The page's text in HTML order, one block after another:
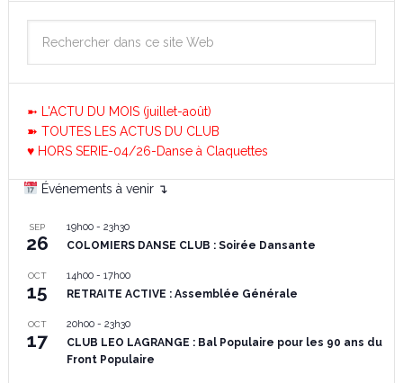
➼ L'ACTU DU MOIS (juillet-août)
➽ TOUTES LES ACTUS DU CLUB
♥ HORS SERIE-04/26-Danse à Claquettes
Événements à venir ↴
SEP
26
19h00- 23h30
COLOMIERS DANSE CLUB : Soirée Dansante
OCT
15
14h00- 17h00
RETRAITE ACTIVE : Assemblée Générale
OCT
17
20h00- 23h30
CLUB LEO LAGRANGE : Bal Populaire pour les 90 ans du
Front Populaire